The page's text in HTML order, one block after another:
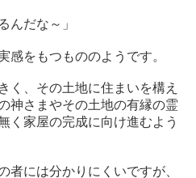
んだな～」
感をもつもののようです。
く、その土地に住まいを構え
神さまやその土地の有縁の霊
く家屋の完成に向け進むよう
者には分かりにくいですが、